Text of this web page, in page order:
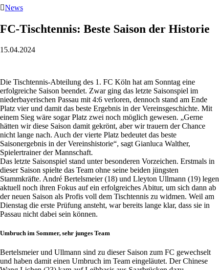
News
FC-Tischtennis: Beste Saison der Historie
15.04.2024
Die Tischtennis-Abteilung des 1. FC Köln hat am Sonntag eine
erfolgreiche Saison beendet. Zwar ging das letzte Saisonspiel im
niederbayerischen Passau mit 4:6 verloren, dennoch stand am Ende
Platz vier und damit das beste Ergebnis in der Vereinsgeschichte. Mit
einem Sieg wäre sogar Platz zwei noch möglich gewesen. „Gerne
hätten wir diese Saison damit gekrönt, aber wir trauern der Chance
nicht lange nach. Auch der vierte Platz bedeutet das beste
Saisonergebnis in der Vereinshistorie“, sagt Gianluca Walther,
Spielertrainer der Mannschaft.
Das letzte Saisonspiel stand unter besonderen Vorzeichen. Erstmals in
dieser Saison spielte das Team ohne seine beiden jüngsten
Stammkräfte. André Bertelsmeier (18) und Lleyton Ullmann (19) legen
aktuell noch ihren Fokus auf ein erfolgreiches Abitur, um sich dann ab
der neuen Saison als Profis voll dem Tischtennis zu widmen. Weil am
Dienstag die erste Prüfung ansteht, war bereits lange klar, dass sie in
Passau nicht dabei sein können.
Umbruch im Sommer, sehr junges Team
Bertelsmeier und Ullmann sind zu dieser Saison zum FC gewechselt
und haben damit einen Umbruch im Team eingeläutet. Der Chinese